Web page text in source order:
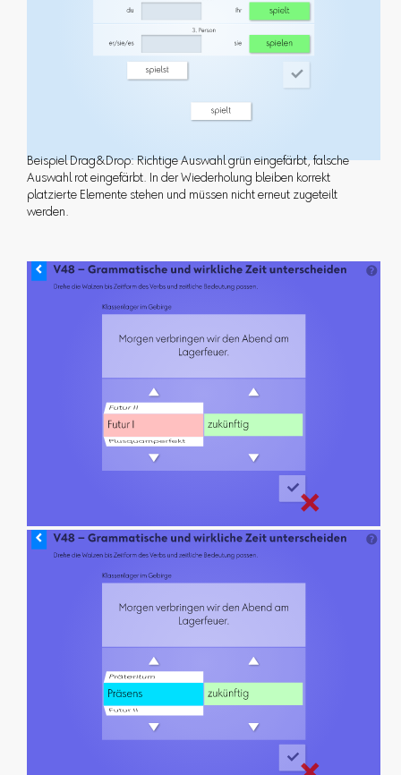
Beispiel Drag&Drop: Richtige Auswahl grün eingefärbt, falsche
Auswahl rot eingefärbt. In der Wiederholung bleiben korrekt
platzierte Elemente stehen und müssen nicht erneut zugeteilt
werden.